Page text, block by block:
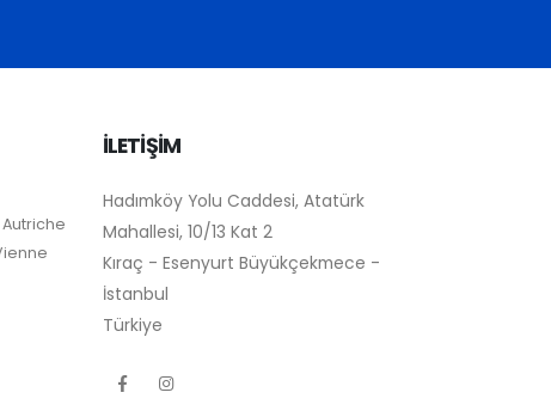
İLETİŞİM
Hadımköy Yolu Caddesi, Atatürk
Mahallesi, 10/13 Kat 2
Kıraç - Esenyurt Büyükçekmece -
İstanbul
Türkiye